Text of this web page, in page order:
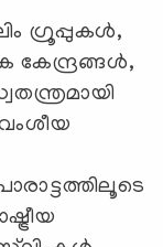
ഗ്രൂപ്പുകൾ,
കേന്ദ്രങ്ങൾ,